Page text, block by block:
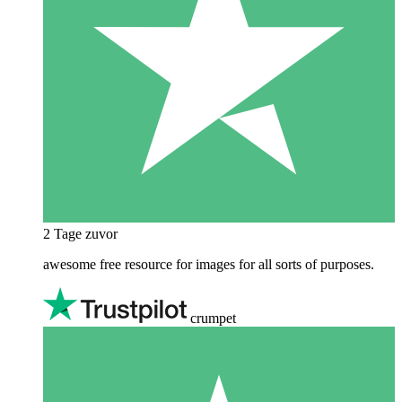
2 Tage zuvor
awesome free resource for images for all sorts of purposes.
crumpet